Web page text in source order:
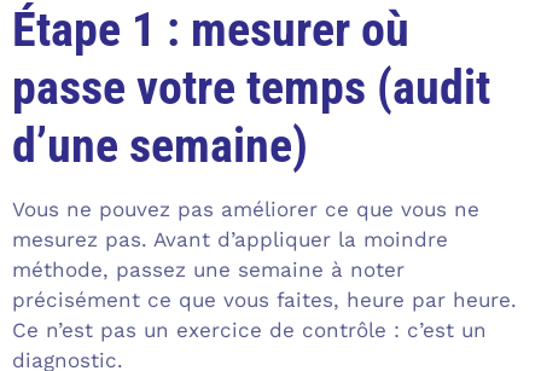
Étape 1 : mesurer où
passe votre temps (audit
d’une semaine)
Vous ne pouvez pas améliorer ce que vous ne
mesurez pas. Avant d’appliquer la moindre
méthode, passez une semaine à noter
précisément ce que vous faites, heure par heure.
Ce n’est pas un exercice de contrôle : c’est un
diagnostic.